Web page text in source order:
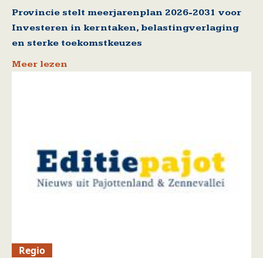
Provincie stelt meerjarenplan 2026-2031 voor
Investeren in kerntaken, belastingverlaging
en sterke toekomstkeuzes
Meer lezen
Regio